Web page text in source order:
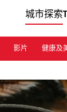
城市探索
影片 健康及